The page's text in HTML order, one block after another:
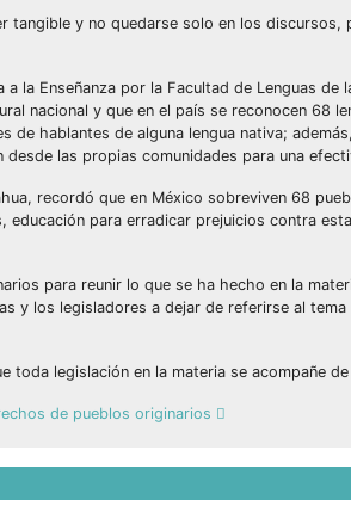
y no quedarse solo en los discursos,
la Enseñanza por la Facultad de Lenguas de
nacional y que en el país se reconocen 68
de hablantes de alguna lengua nativa;
las propias comunidades para una
recordó que en México sobreviven 68
para erradicar prejuicios contra
para reunir lo que se ha hecho en la
y los legisladores a dejar de referirse al tema
legislación en la materia se acompañe
de pueblos originarios